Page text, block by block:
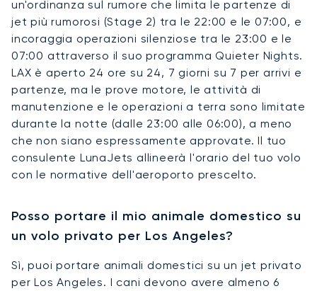
un'ordinanza sul rumore che limita le partenze di
jet più rumorosi (Stage 2) tra le 22:00 e le 07:00, e
incoraggia operazioni silenziose tra le 23:00 e le
07:00 attraverso il suo programma Quieter Nights.
LAX è aperto 24 ore su 24, 7 giorni su 7 per arrivi e
partenze, ma le prove motore, le attività di
manutenzione e le operazioni a terra sono limitate
durante la notte (dalle 23:00 alle 06:00), a meno
che non siano espressamente approvate. Il tuo
consulente LunaJets allineerà l'orario del tuo volo
con le normative dell'aeroporto prescelto.
Posso portare il mio animale domestico su
un volo privato per Los Angeles?
Sì, puoi portare animali domestici su un jet privato
per Los Angeles. I cani devono avere almeno 6